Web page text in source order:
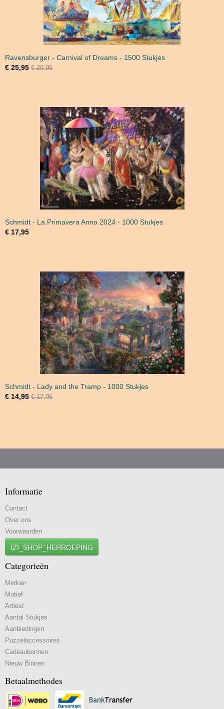
Ravensburger - Carnival of Dreams - 1500 Stukjes
€ 25,95 € 29,95
Schmidt - La Primavera Anno 2024 - 1000 Stukjes
€ 17,95
Schmidt - Lady and the Tramp - 1000 Stukjes
€ 14,95 € 17,95
Informatie
Contact
Over ons
Voorwaarden
IZI_SHOP_HERROEPING
Categorieën
Merken
Motief
Artiest
Aantal Stukjes
Aanbiedingen
Puzzelaccessoires
Cadeaubonnen
Nieuw Binnen
Betaalmethodes